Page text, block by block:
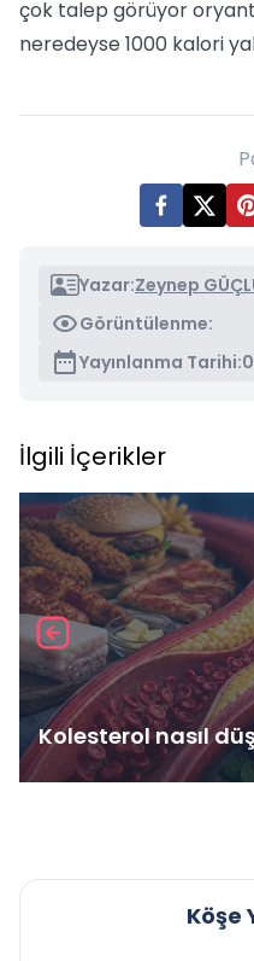
çok talep görüyor
neredeyse 1000 kalori
Yazar:Zeynep
Görüntülenme:
Yayınlanma Tarihi:
İlgili İçerikler
Kolesterol nasıl
Köşe